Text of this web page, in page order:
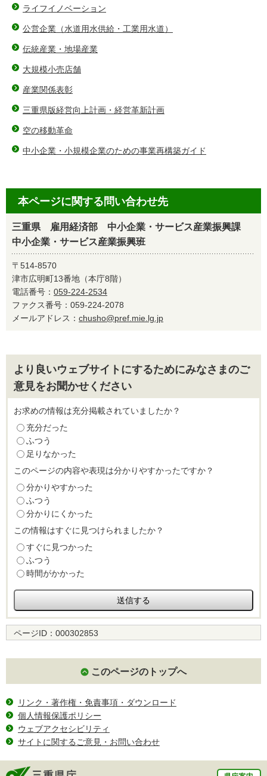
ライフイノベーション
公営企業（水道用水供給・工業用水道）
伝統産業・地場産業
大規模小売店舗
産業関係表彰
三重県版経営向上計画・経営革新計画
空の移動革命
中小企業・小規模企業のための事業再構築ガイド
本ページに関する問い合わせ先
三重県 雇用経済部 中小企業・サービス産業振興課
中小企業・サービス産業振興班
〒514-8570
津市広明町13番地（本庁8階）
電話番号： 059-224-2534
ファクス番号：059-224-2078
メールアドレス： chusho@pref.mie.lg.jp
より良いウェブサイトにするためにみなさまのご
意見をお聞かせください
お求めの情報は充分掲載されていましたか？
充分だった
ふつう
足りなかった
このページの内容や表現は分かりやすかったですか？
分かりやすかった
ふつう
分かりにくかった
この情報はすぐに見つけられましたか？
すぐに見つかった
ふつう
時間がかかった
ページID： 000302853
このページのトップへ
リンク・著作権・免責事項・ダウンロード
個人情報保護ポリシー
ウェブアクセシビリティ
サイトに関するご意見・お問い合わせ